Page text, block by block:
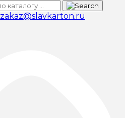
zakaz@slavkarton.ru